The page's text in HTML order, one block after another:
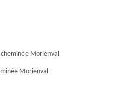
Morienval
Morienval